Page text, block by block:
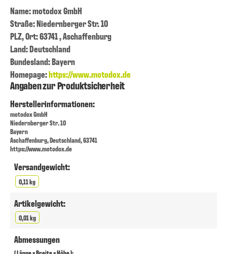
Name: motodox GmbH
Straße: Niedernberger Str. 10
PLZ, Ort: 63741 , Aschaffenburg
Land: Deutschland
Bundesland: Bayern
Homepage:https://www.motodox.de
Angaben zur Produktsicherheit
Herstellerinformationen:
motodox GmbH
Niedernberger Str. 10
Bayern
Aschaffenburg, Deutschland, 63741
https://www.motodox.de
Versandgewicht:
0,11 kg
Artikelgewicht:
0,01 kg
Abmessungen